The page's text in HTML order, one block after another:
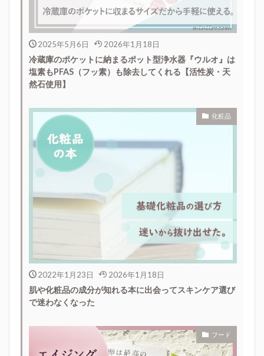
2025年5月6日 2026年1月18日
冷蔵庫のポケットに納まるポット型浄水器『ウルオ』は
塩素もPFAS（フッ素）も除去してくれる【活性炭・天
然石使用】
化粧品
2022年1月23日 2026年1月18日
肌や化粧品の成分が知れる本に出会ってスキンケア選び
で迷わなくなった
フード